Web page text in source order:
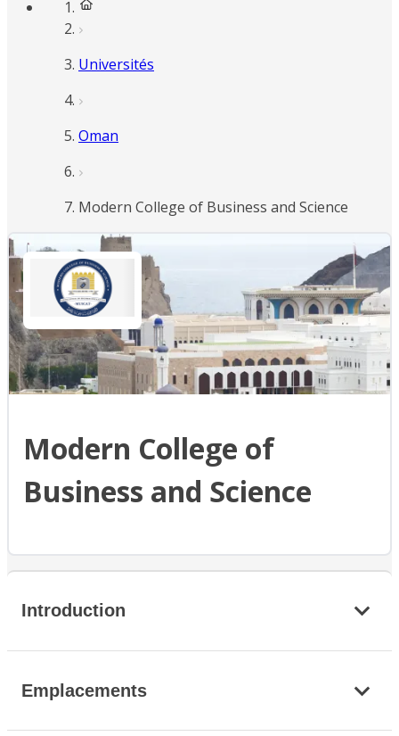
Universités
Oman
Modern College of Business and Science
Modern College of
Business and Science
Introduction
Emplacements